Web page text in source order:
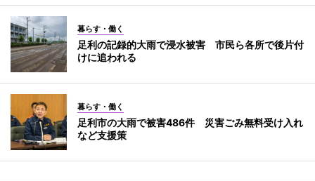
暮らす・働く
足利の記録的大雨で浸水被害 市民ら各所で後片付
けに追われる
暮らす・働く
足利市の大雨で被害486件 災害ごみ無料受け入れ
など支援策